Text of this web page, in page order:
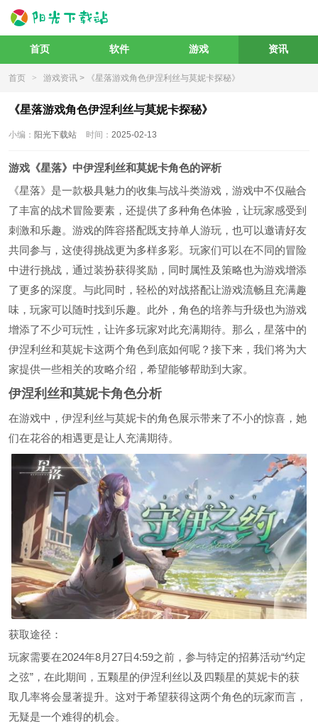
首页 软件 游戏 资讯
首页 > 游戏资讯 > 《星落游戏角色伊涅利丝与莫妮卡探秘》
《星落游戏角色伊涅利丝与莫妮卡探秘》
小编： 阳光下载站 时间： 2025-02-13
游戏《星落》中伊涅利丝和莫妮卡角色的评析
《星落》是一款极具魅力的收集与战斗类游戏，游戏中不仅融合
了丰富的战术冒险要素，还提供了多种角色体验，让玩家感受到
刺激和乐趣。游戏的阵容搭配既支持单人游玩，也可以邀请好友
共同参与，这使得挑战更为多样多彩。玩家们可以在不同的冒险
中进行挑战，通过装扮获得奖励，同时属性及策略也为游戏增添
了更多的深度。与此同时，轻松的对战搭配让游戏流畅且充满趣
味，玩家可以随时找到乐趣。此外，角色的培养与升级也为游戏
增添了不少可玩性，让许多玩家对此充满期待。那么，星落中的
伊涅利丝和莫妮卡这两个角色到底如何呢？接下来，我们将为大
家提供一些相关的攻略介绍，希望能够帮助到大家。
伊涅利丝和莫妮卡角色分析
在游戏中，伊涅利丝与莫妮卡的角色展示带来了不小的惊喜，她
们在花谷的相遇更是让人充满期待。
获取途径：
玩家需要在2024年8月27日4:59之前，参与特定的招募活动“约定
之弦”，在此期间，五颗星的伊涅利丝以及四颗星的莫妮卡的获
取几率将会显著提升。这对于希望获得这两个角色的玩家而言，
无疑是一个难得的机会。